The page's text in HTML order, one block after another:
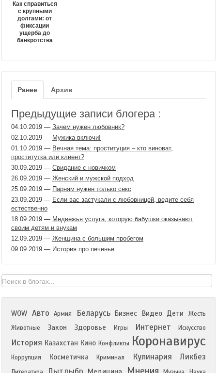
Как справиться
с крупными
долгами: от
фиксации
ущерба до
банкротства
Ранее Архив
Предыдущие записи блогера :
04.10.2019 — Зачем нужен любовник?
02.10.2019 — Мужика включи!
01.10.2019 — Вечная тема: проституция – кто виноват,
проститутка или клиент?
30.09.2019 — Свидание с новичком
26.09.2019 — Женский и мужской подход
25.09.2019 — Парням нужен только секс
23.09.2019 — Если вас застукали с любовницей, ведите себя
естественно
18.09.2019 — Медвежья услуга, которую бабушки оказывают
своим детям и внукам
12.09.2019 — Женщина с большим пробегом
09.09.2019 — История про печенье
WOW Авто Армия Беларусь Бизнес Видео Дети
Жесть
Животные
Закон Здоровье Игры Интернет Искусство
История Казахстан Кино Конфликты Коронавирус
Коррупция Косметичка Криминал Кулинария Ликбез